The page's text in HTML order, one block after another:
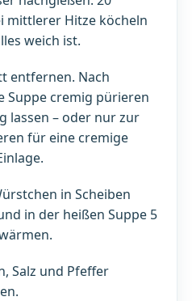
mittlerer Hitze köcheln
weich ist.
entfernen. Nach
Suppe cremig pürieren
lassen – oder nur zur
für eine cremige
in Scheiben
in der heißen Suppe 5
Salz und Pfeffer